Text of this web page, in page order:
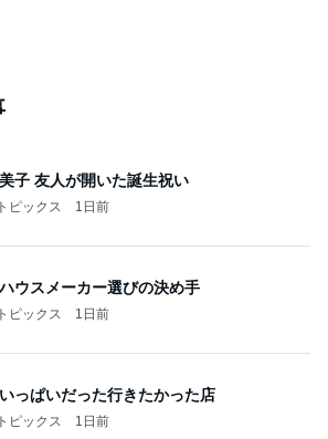
子 友人が開いた誕生祝い
ピックス 1日前
ウスメーカー選びの決め手
ピックス 1日前
っぱいだった行きたかった店
ピックス 1日前